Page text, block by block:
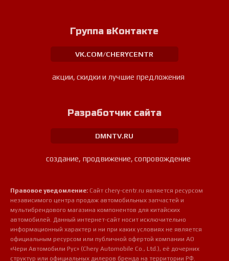
Группа вКонтакте
VK.COM/CHERYCENTR
акции, скидки и лучшие предложения
Разработчик сайта
DMNTV.RU
создание, продвижение, сопровождение
Правовое уведомление: Сайт chery-centr.ru является ресурсом
независимого центра продаж автомобильных запчастей и
мультибрендового магазина компонентов для китайских
автомобилей. Данный интернет-сайт носит исключительно
информационный характер и ни при каких условиях не является
официальным ресурсом или публичной офертой компании АО
«Чери Автомобили Рус» (Chery Automobile Co., Ltd.), её дочерних
структур или официальных дилеров бренда на территории РФ.